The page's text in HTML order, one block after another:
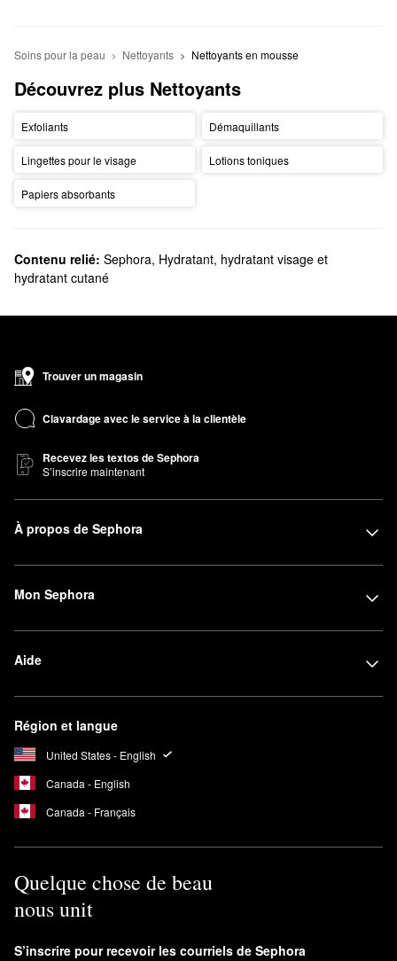
Soins pour la peau Nettoyants Nettoyants en mousse
Découvrez plus Nettoyants
Exfoliants Démaquillants
Lingettes pour le visage Lotions toniques
Papiers absorbants
Contenu relié: Sephora, Hydratant, hydratant visage et
hydratant cutané
Trouver un magasin
Clavardage avec le service à la clientèle
Recevez les textos de Sephora
S’inscrire maintenant
À propos de Sephora
Mon Sephora
Aide
Région et langue
United States - English
Canada - English
Canada - Français
Quelque chose de beau
nous unit
S’inscrire pour recevoir les courriels de Sephora